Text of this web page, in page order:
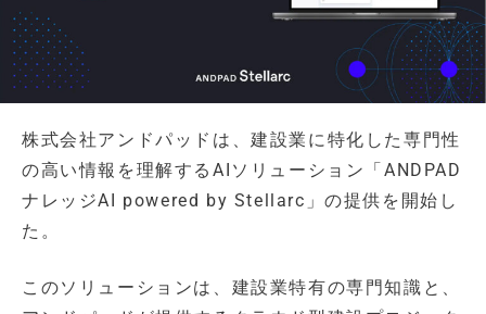
株式会社アンドパッドは、建設業に特化した専門性
の高い情報を理解するAIソリューション「ANDPAD
ナレッジAI powered by Stellarc」の提供を開始し
た。
このソリューションは、建設業特有の専門知識と、